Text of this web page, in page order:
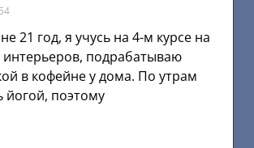
21 год, я учусь на 4-м курсе на
интерьеров, подрабатываю
в кофейне у дома. По утрам
йогой, поэтому